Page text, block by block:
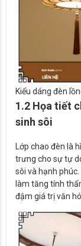
Kiểu dáng đèn
1.2 Họa tiết
sinh sôi
Lớp chao đèn là
trưng cho sự tự
sôi và hạnh
làm tăng tính
đậm giá trị văn